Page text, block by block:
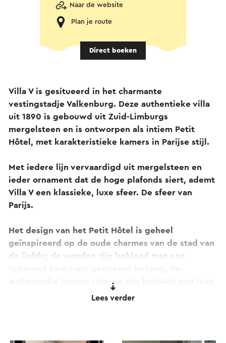
Naar de website
Plan je route
Direct boeken
Villa V is gesitueerd in het charmante
vestingstadje Valkenburg. Deze authentieke villa
uit 1890 is gebouwd uit Zuid-Limburgs
mergelsteen en is ontworpen als intiem Petit
Hôtel, met karakteristieke kamers in Parijse stijl.
Met iedere lijn vervaardigd uit mergelsteen en
ieder ornament dat de hoge plafonds siert, ademt
Villa V een klassieke, luxe sfeer. De sfeer van
Parijs.
Het design van het Petit Hôtel is geheel
geïnspireerd op de oude charmes van de stad van
de liefde; de wanden zijn bekleed met een
authentieke houten vloeren zijn bekleed met luxe
en aan het plafond dansen grote
Lees verder